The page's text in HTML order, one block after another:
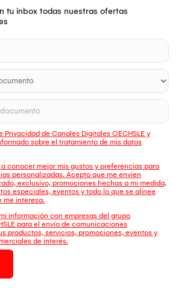
tu inbox todas nuestras ofertas
Privacidad de Canales Digitales OECHSLE y
sobre el tratamiento de mis datos
a conocer mejor mis gustos y preferencias para
personalizadas. Acepto que me envien
exclusivo, promociones hechas a mi medida,
especiales, eventos y todo lo que se alinee
me interesa.
información con empresas del grupo
para el envío de comunicaciones
productos, servicios, promociones, eventos y
de interés.